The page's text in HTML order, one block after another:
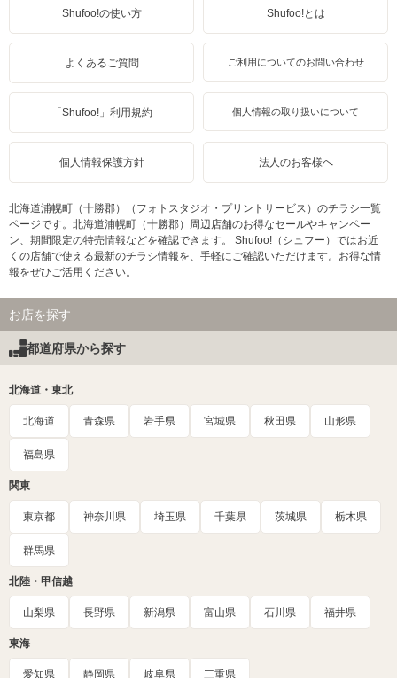
Shufoo!の使い方 Shufoo!とは
よくあるご質問 ご利用についてのお問い合わせ
「Shufoo!」利用規約 個人情報の取り扱いについて
個人情報保護方針 法人のお客様へ
北海道浦幌町（十勝郡）（フォトスタジオ・プリントサービス）のチラシ一覧
ページです。北海道浦幌町（十勝郡）周辺店舗のお得なセールやキャンペー
ン、期間限定の特売情報などを確認できます。 Shufoo!（シュフー）ではお近
くの店舗で使える最新のチラシ情報を、手軽にご確認いただけます。お得な情
報をぜひご活用ください。
お店を探す
都道府県から探す
北海道・東北
北海道 青森県 岩手県 宮城県 秋田県 山形県
福島県
関東
東京都 神奈川県 埼玉県 千葉県 茨城県 栃木県
群馬県
北陸・甲信越
山梨県 長野県 新潟県 富山県 石川県 福井県
東海
愛知県 静岡県 岐阜県 三重県